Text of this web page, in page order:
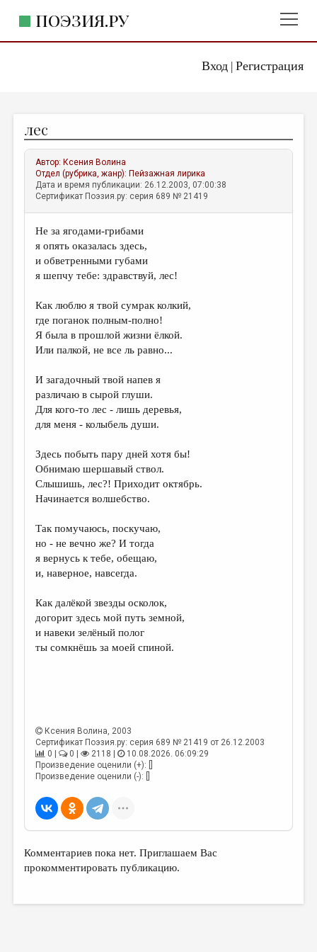
Вход| Регистрация
ПОЭЗИЯ.РУ
ЖАНРЫ
АВТОРЫ
КОММЕНТАРИИ
ЛИТСАЛОН
НОВОСТИ
ПРАВИЛА САЙТА
ИЗБРАННОЕ
ДАЙДЖЕСТ
ПЕРЕВОДЫ
КОНКУРСЫ
КНИЖНАЯ ПОЛКА
ОБЗОР ЛИТЕРАТУРЫ
ОБЪЯВЛЕНИЯ
ОТ РЕДАКЦИИ
МАЛАЯ ПРОЗА
ПУБЛИЦИСТИКА
РЕЦЕНЗИРОВАНИЕ
ТРЕДИАКОВСКИЙ
ВКОНТАКТЕ
лес
Автор: Ксения Волина
Отдел (рубрика, жанр): Пейзажная лирика
Дата и время публикации: 26.12.2003, 07:00:38
Сертификат Поэзия.ру: серия 689 № 21419
Не за ягодами-грибами
я опять оказалась здесь,
и обветренными губами
я шепчу тебе: здравствуй, лес!
Как люблю я твой сумрак колкий,
где поганок полным-полно!
Я была в прошлой жизни ёлкой.
Или палкой, не все ль равно...
И загадочный твой напев я
различаю в сырой глуши.
Для кого-то лес - лишь деревья,
для меня - колыбель души.
Здесь побыть пару дней хотя бы!
Обнимаю шершавый ствол.
Слышишь, лес?! Приходит октябрь.
Начинается волшебство.
Так помучаюсь, поскучаю,
но - не вечно же? И тогда
я вернусь к тебе, обещаю,
и, наверное, навсегда.
Как далёкой звезды осколок,
догорит здесь мой путь земной,
и навеки зелёный полог
ты сомкнёшь за моей спиной.
Ксения Волина, 2003
Сертификат Поэзия.ру: серия 689 № 21419 от 26.12.2003
0 |
0 | 2118 |
10.08.2026. 06:09:29
Произведение оценили (+): []
Произведение оценили (-): []
Комментариев пока нет. Приглашаем Вас
прокомментировать публикацию.